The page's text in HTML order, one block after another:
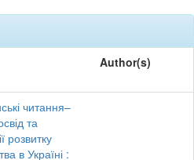
Author(s)
читання–
та
розвитку
в Україні :